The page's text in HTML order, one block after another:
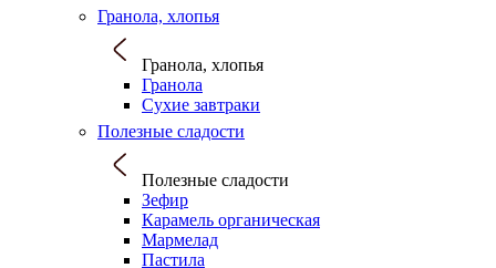
Гранола, хлопья
Гранола, хлопья
Гранола
Сухие завтраки
Полезные сладости
Полезные сладости
Зефир
Карамель органическая
Мармелад
Пастила